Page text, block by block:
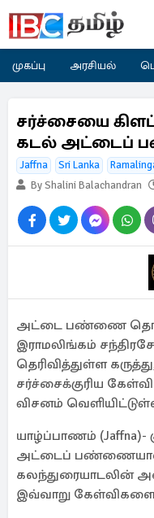
முகப்பு அரசியல்
சர்ச்சையை
கடல் அட்டைப்
Jaffna Sri Lanka
By Shalini Balachandran
அட்டை பண்ணை
இராமலிங்கம்
தெரிவித்துள்ள
சர்ச்சைக்குரிய
விசனம்
யாழ்ப்பாணம் (Jaffna)-
அட்டைப்
கலந்துரையாடலின்
இவ்வாறு கேள்விகளை